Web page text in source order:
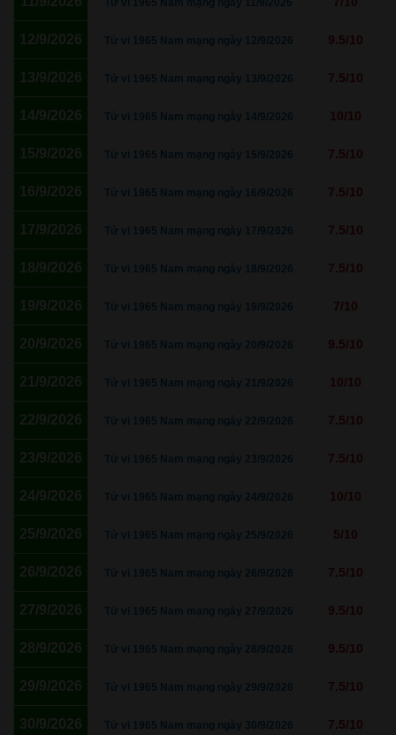
12/9/2026 Tử vi 1965 Nam mạng ngày 12/9/2026 9.5/10
13/9/2026 Tử vi 1965 Nam mạng ngày 13/9/2026 7.5/10
14/9/2026 Tử vi 1965 Nam mạng ngày 14/9/2026 10/10
15/9/2026 Tử vi 1965 Nam mạng ngày 15/9/2026 7.5/10
16/9/2026 Tử vi 1965 Nam mạng ngày 16/9/2026 7.5/10
17/9/2026 Tử vi 1965 Nam mạng ngày 17/9/2026 7.5/10
18/9/2026 Tử vi 1965 Nam mạng ngày 18/9/2026 7.5/10
19/9/2026 Tử vi 1965 Nam mạng ngày 19/9/2026 7/10
20/9/2026 Tử vi 1965 Nam mạng ngày 20/9/2026 9.5/10
21/9/2026 Tử vi 1965 Nam mạng ngày 21/9/2026 10/10
22/9/2026 Tử vi 1965 Nam mạng ngày 22/9/2026 7.5/10
23/9/2026 Tử vi 1965 Nam mạng ngày 23/9/2026 7.5/10
24/9/2026 Tử vi 1965 Nam mạng ngày 24/9/2026 10/10
25/9/2026 Tử vi 1965 Nam mạng ngày 25/9/2026 5/10
26/9/2026 Tử vi 1965 Nam mạng ngày 26/9/2026 7.5/10
27/9/2026 Tử vi 1965 Nam mạng ngày 27/9/2026 9.5/10
28/9/2026 Tử vi 1965 Nam mạng ngày 28/9/2026 9.5/10
29/9/2026 Tử vi 1965 Nam mạng ngày 29/9/2026 7.5/10
30/9/2026 Tử vi 1965 Nam mạng ngày 30/9/2026 7.5/10